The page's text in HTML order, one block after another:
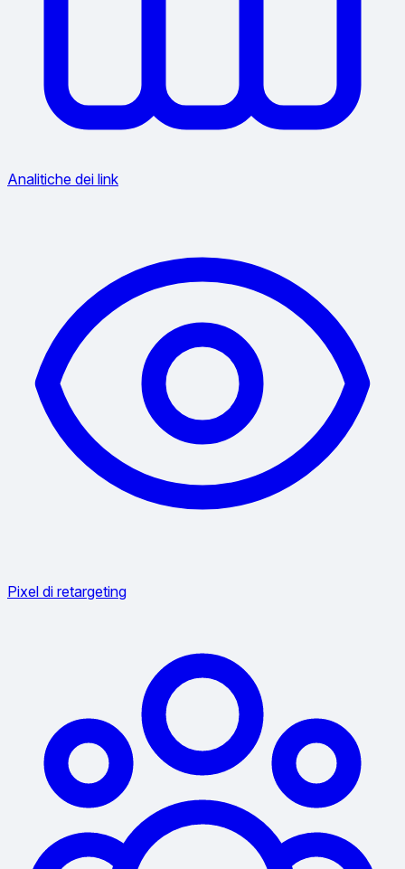
Analitiche dei link
Pixel di retargeting